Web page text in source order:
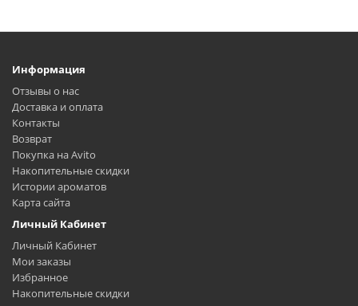
Информация
Отзывы о нас
Доставка и оплата
Контакты
Возврат
Покупка на Avito
Накопительные скидки
Истории ароматов
Карта сайта
Личный Кабинет
Личный Кабинет
Мои заказы
Избранное
Накопительные скидки